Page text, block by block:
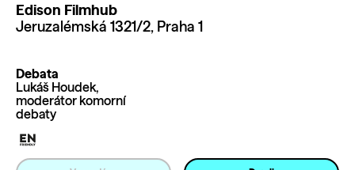
Edison Filmhub
Jeruzalémská 1321/2, Praha 1
Debata
Lukáš Houdek,
moderátor komorní
debaty